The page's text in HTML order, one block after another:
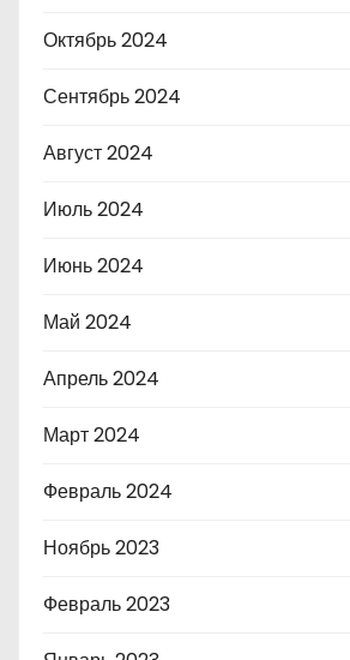
Октябрь 2024
Сентябрь 2024
Август 2024
Июль 2024
Июнь 2024
Май 2024
Апрель 2024
Март 2024
Февраль 2024
Ноябрь 2023
Февраль 2023